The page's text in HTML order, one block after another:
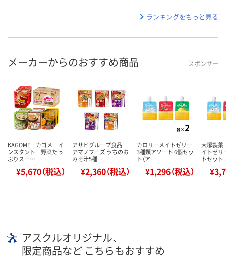
ランキングをもっと見る
メーカーからのおすすめ商品 スポンサー
KAGOME カゴメ イ
ンスタント 野菜たっ
ぷりスー…
¥5,670（税込）
アサヒグループ食品
アマノフーズ うちのお
みそ汁5種…
¥2,360（税込）
カロリーメイトゼリー
3種類アソート 6個セッ
ト（ア…
¥1,296（税込）
大塚製
イトゼリ
トセッ
アスクルオリジナル、
限定商品など こちらもおすすめ